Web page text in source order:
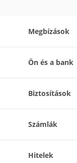
Megbízások
Ön és a bank
Biztosítások
Számlák
Hitelek